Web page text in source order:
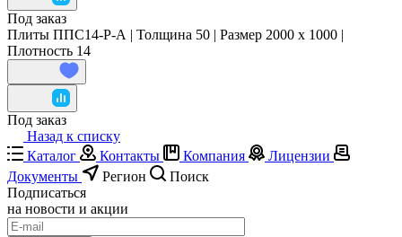
Под заказ
Плиты ППС14-Р-А | Толщина 50 | Размер 2000 x 1000 |
Плотность 14
Под заказ
Назад к списку
Каталог
Контакты Компания
Лицензии
Документы
Регион
Поиск
Подписаться
на новости и акции